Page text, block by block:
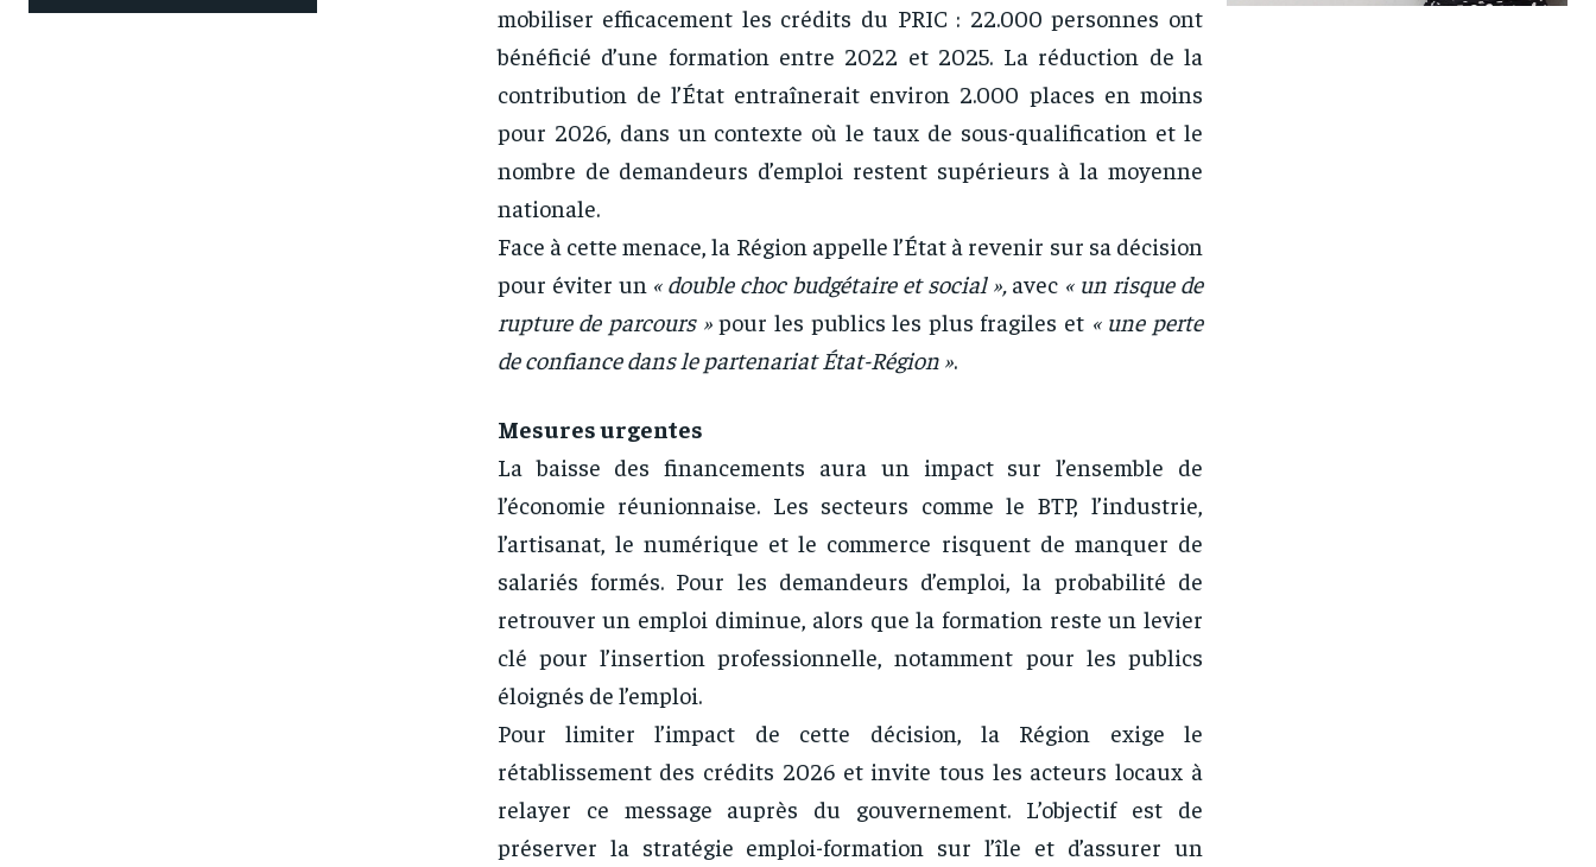
mobiliser efficacement les crédits du PRIC : 22.000 personnes ont
bénéficié d’une formation entre 2022 et 2025. La réduction de la
contribution de l’État entraînerait environ 2.000 places en moins
pour 2026, dans un contexte où le taux de sous-qualification et le
nombre de demandeurs d’emploi restent supérieurs à la moyenne
nationale.
Face à cette menace, la Région appelle l’État à revenir sur sa décision
pour éviter un « double choc budgétaire et social », avec « un risque de
rupture de parcours »pour les publics les plus fragiles et « une perte
de confiance dans le partenariat État-Région ».
Mesures urgentes
La baisse des financements aura un impact sur l’ensemble de
l’économie réunionnaise. Les secteurs comme le BTP, l’industrie,
l’artisanat, le numérique et le commerce risquent de manquer de
salariés formés. Pour les demandeurs d’emploi, la probabilité de
retrouver un emploi diminue, alors que la formation reste un levier
clé pour l’insertion professionnelle, notamment pour les publics
éloignés de l’emploi.
Pour limiter l’impact de cette décision, la Région exige le
rétablissement des crédits 2026 et invite tous les acteurs locaux à
relayer ce message auprès du gouvernement. L’objectif est de
préserver la stratégie emploi-formation sur l’île et d’assurer un